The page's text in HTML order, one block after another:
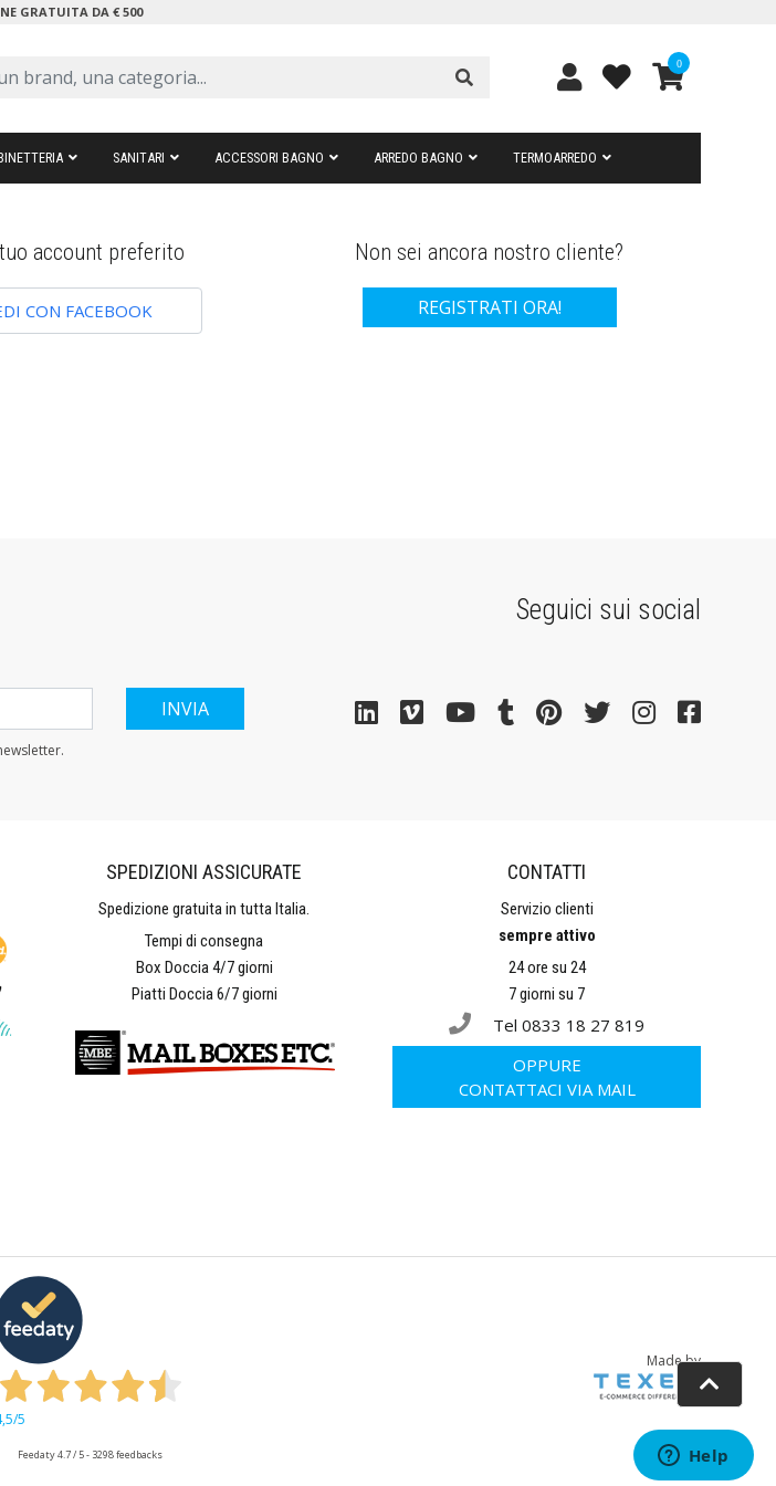
GRATUITA DA € 500
0
SANITARI ACCESSORI BAGNO ARREDO BAGNO TERMOARREDO
account preferito
CON FACEBOOK
Non sei ancora nostro cliente?
REGISTRATI ORA!
Seguici sui social
SPEDIZIONI ASSICURATE
Spedizione gratuita in tutta Italia.
Tempi di consegna
Box Doccia 4/7 giorni
Piatti Doccia 6/7 giorni
CONTATTI
Servizio clienti
sempre attivo
24 ore su 24
7 giorni su 7
Tel 0833 18 27 819
OPPURE
CONTATTACI VIA MAIL
/5
Feedaty4.7/ 5- 3298feedbacks
Made by